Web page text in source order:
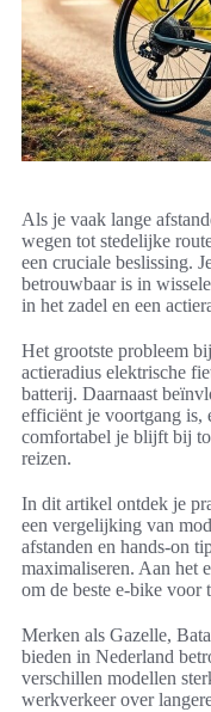
Als je vaak lange
wegen tot stedelijke
een cruciale beslissing.
betrouwbaar is in
in het zadel en een
Het grootste probleem
actieradius elektrische
batterij. Daarnaast
efficiënt je voortgang is,
comfortabel je blijft bij
reizen.
In dit artikel ontdek je
een vergelijking van
afstanden en hands-on
maximaliseren. Aan het
om de beste e-bike voor
Merken als Gazelle,
bieden in Nederland
verschillen modellen
werkverkeer over